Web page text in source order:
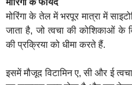
मोरिंगा के फायदे
मोरिंगा के तेल में भरपूर मात्रा में
जाता है, जो त्वचा की कोशिकाओं के
की प्रक्रिया को धीमा करते हैं.
इसमें मौजूद विटामिन ए, सी और ई